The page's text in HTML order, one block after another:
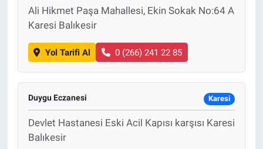
Ali Hikmet Paşa Mahallesi, Ekin Sokak No:64 A
Karesi Balıkesir
Yol Tarifi Al 0 (266) 241 22 85
Duygu Eczanesi Karesi
Devlet Hastanesi Eski Acil Kapısı karşısı Karesi
Balıkesir